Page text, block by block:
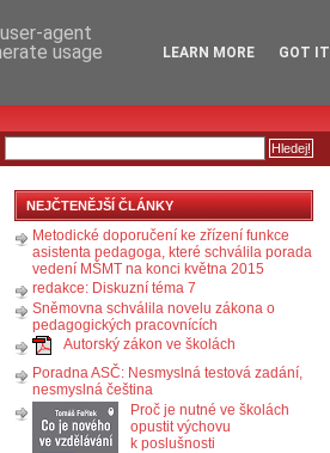
NEJČTENĚJŠÍ ČLÁNKY
Metodické doporučení ke zřízení funkce
asistenta pedagoga, které schválila porada
vedení MŠMT na konci května 2015
redakce: Diskuzní téma 7
Sněmovna schválila novelu zákona o
pedagogických pracovnících
Autorský zákon ve školách
Poradna ASČ: Nesmyslná testová zadání,
nesmyslná čeština
Proč je nutné ve školách
opustit výchovu
k poslušnosti
agent
usage
LEARN MORE GOT IT